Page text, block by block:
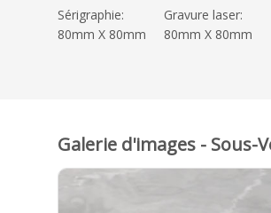
Sérigraphie:
80mm X 80mm
Gravure laser:
80mm X 80mm
Galerie d'images -